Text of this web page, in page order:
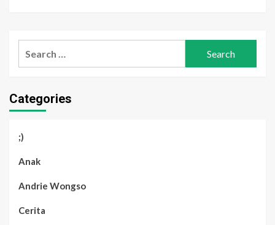
Categories
;)
Anak
Andrie Wongso
Cerita